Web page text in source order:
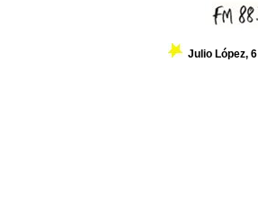
Julio López,